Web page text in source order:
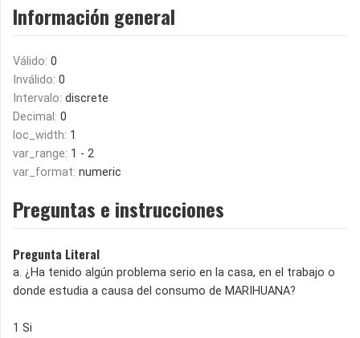
Información general
Válido: 0
Inválido: 0
Intervalo: discrete
Decimal: 0
loc_width: 1
var_range: 1 - 2
var_format: numeric
Preguntas e instrucciones
Pregunta Literal
a. ¿Ha tenido algún problema serio en la casa, en el trabajo o
donde estudia a causa del consumo de MARIHUANA?
1 Si